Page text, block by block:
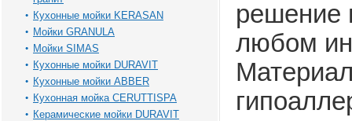
Кухонные мойки KERASAN
Мойки GRANULA
Мойки SIMAS
Кухонные мойки DURAVIT
Кухонные мойки ABBER
Кухонная мойка CERUTTISPA
Керамические мойки DURAVIT
решение
любом